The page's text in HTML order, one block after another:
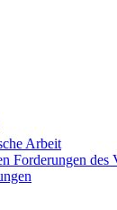
Arbeit
Forderungen des